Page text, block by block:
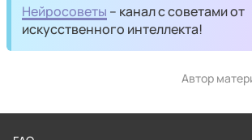
Нейросоветы – канал с советами от
искусственного интеллекта!
Автор